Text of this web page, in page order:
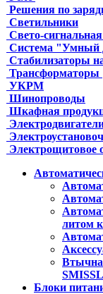
Решения по
Светильники
Свето-
Система "Умный
Стабилизаторы
Трансформаторы
УКРМ
Шинопроводы
Шкафная
Электрощитовое
литом
Блоки